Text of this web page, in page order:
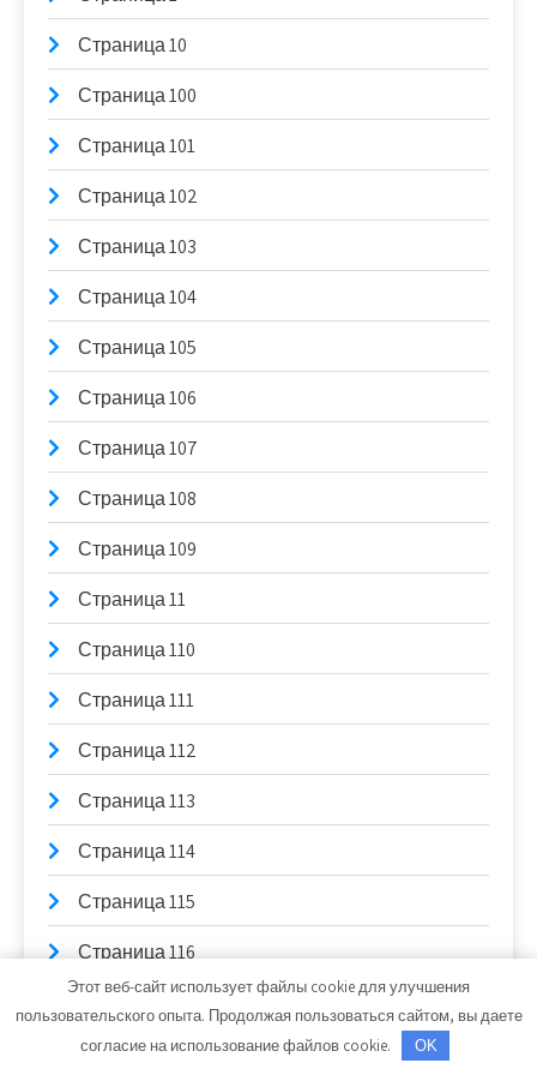
Страница 10
Страница 100
Страница 101
Страница 102
Страница 103
Страница 104
Страница 105
Страница 106
Страница 107
Страница 108
Страница 109
Страница 11
Страница 110
Страница 111
Страница 112
Страница 113
Страница 114
Страница 115
Страница 116
Страница 118
Этот веб-сайт использует файлы cookie для улучшения
пользовательского опыта. Продолжая пользоваться сайтом, вы даете
согласие на использование файлов cookie.
OK